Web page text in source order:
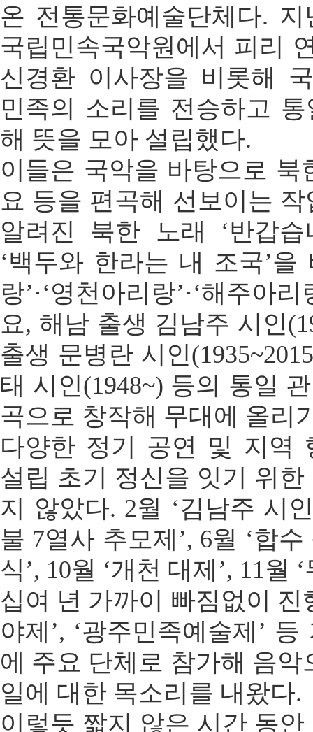
온 전통문화예술단체다.
국립민속국악원에서 피리
신경환 이사장을 비롯해
민족의 소리를 전승하고
해 뜻을 모아 설립했다.
이들은 국악을 바탕으로 북
요 등을 편곡해 선보이는
알려진 북한 노래 ‘반갑습
‘백두와 한라는 내 조국’을
랑’·‘영천아리랑’·‘해주아
요, 해남 출생 김남주 시인
출생 문병란 시인
태 시인(1948~) 등의 통일
곡으로 창작해 무대에 올리
다양한 정기 공연 및 지역
설립 초기 정신을 잇기 위
지 않았다. 2월 ‘김남주 시
불 7열사 추모제’, 6월 ‘합
식’, 10월 ‘개천 대제’, 11월
십여 년 가까이 빠짐없이 진
야제’, ‘광주민족예술제’
에 주요 단체로 참가해 음악
일에 대한 목소리를 내왔다.
이렇듯 짧지 않은 시간 동